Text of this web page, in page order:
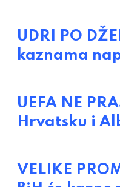
UDRI PO
kaznama
UEFA NE
Hrvatsku i
VELIKE